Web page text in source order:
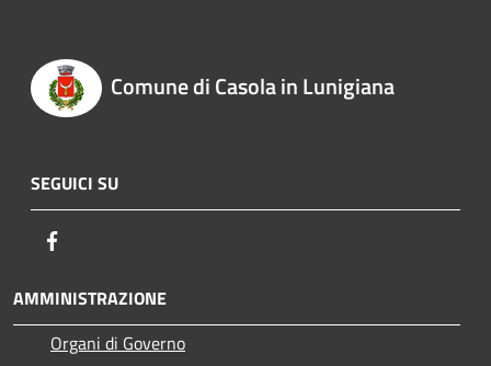
Comune di Casola in Lunigiana
SEGUICI SU
AMMINISTRAZIONE
Organi di Governo